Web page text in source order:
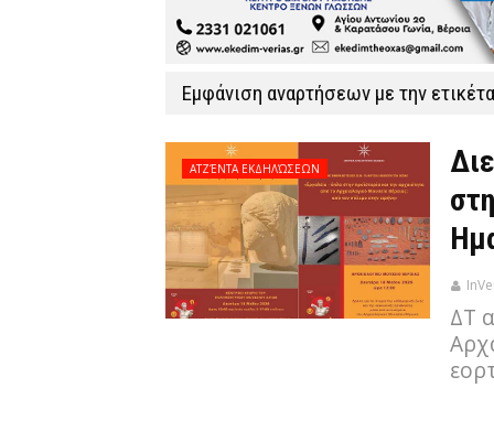
Εμφάνιση αναρτήσεων με την
ΑΤΖΈΝΤΑ ΕΚΔΗΛΏΣΕΩΝ
ΔΤ